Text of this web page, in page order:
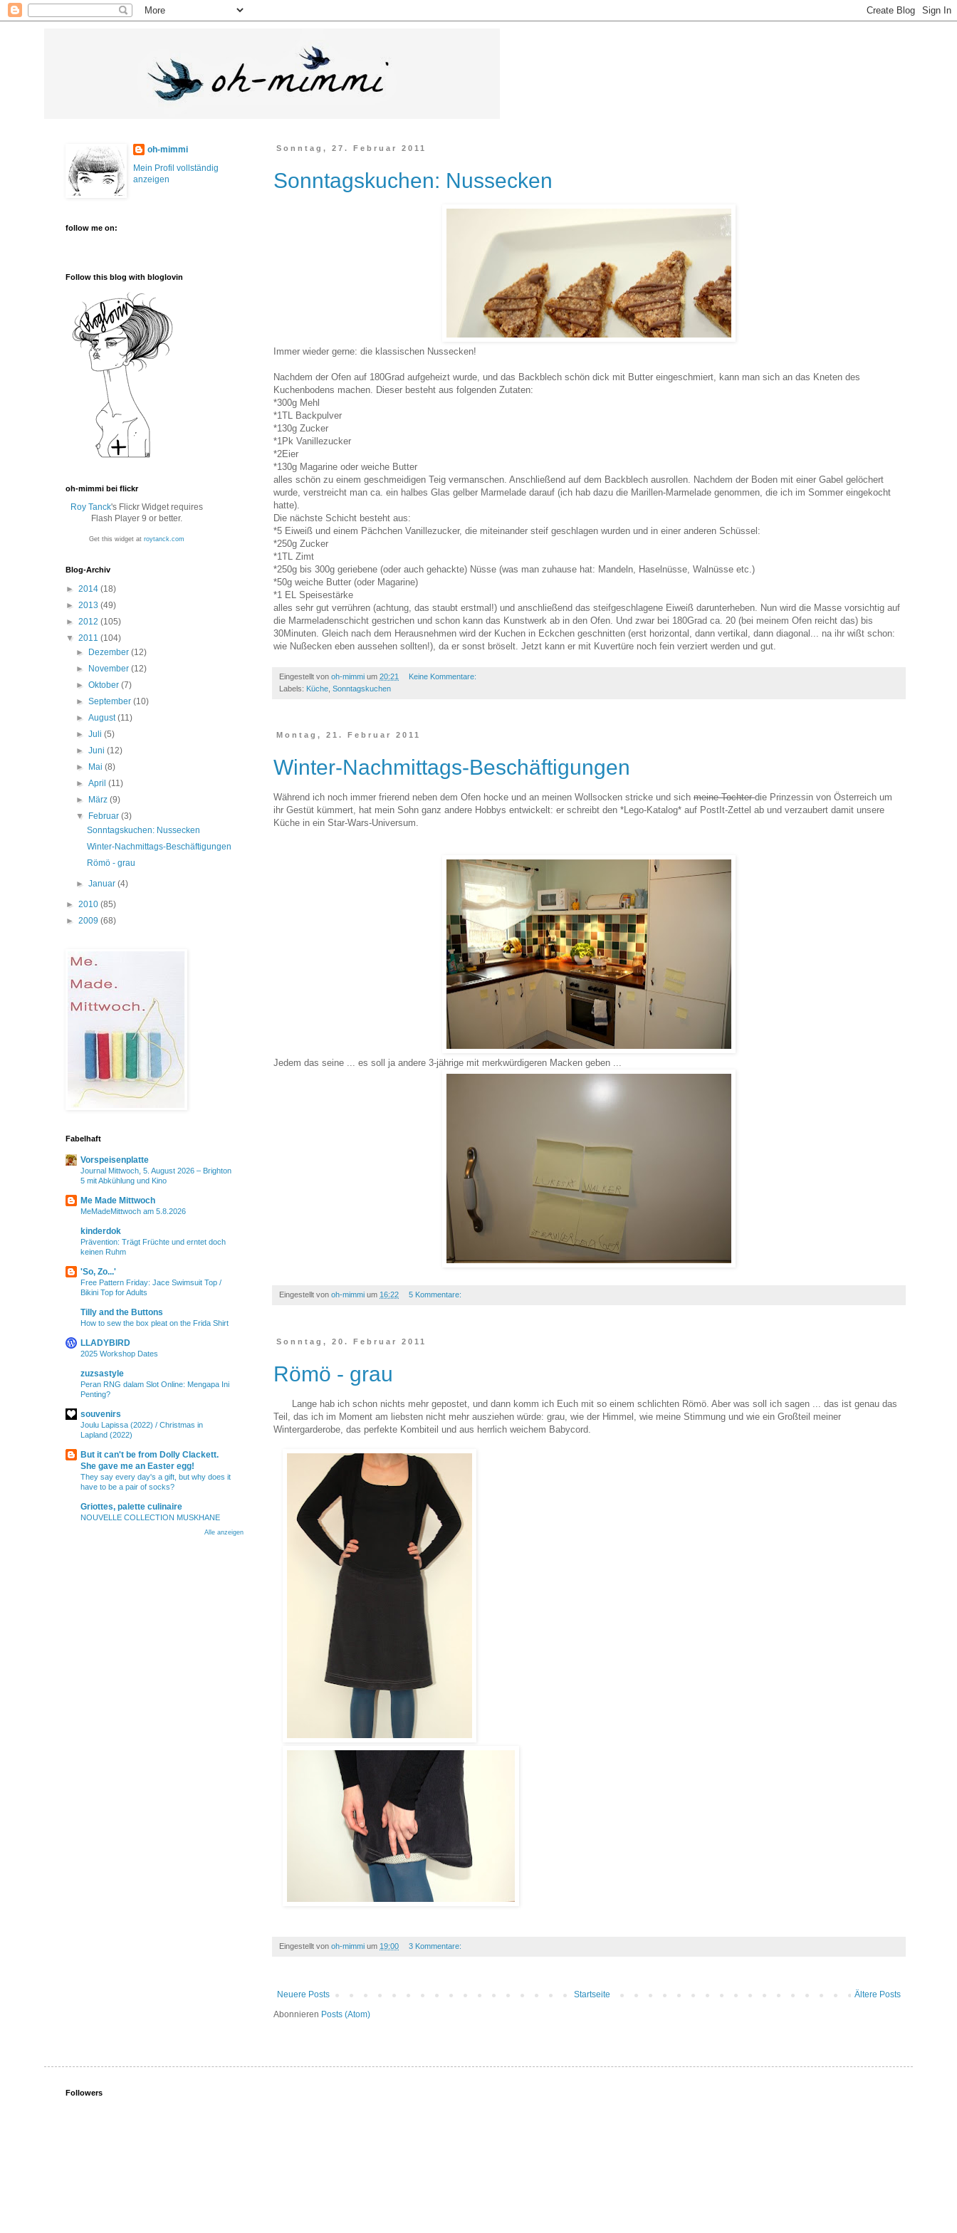
Sonntag, 27. Februar 2011
Sonntagskuchen: Nussecken
Immer wieder gerne: die klassischen Nussecken!
Nachdem der Ofen auf 180Grad aufgeheizt wurde, und das Backblech schön dick mit Butter eingeschmiert, kann man sich an das Kneten des
Kuchenbodens machen. Dieser besteht aus folgenden Zutaten:
*300g Mehl
*1TL Backpulver
*130g Zucker
*1Pk Vanillezucker
*2Eier
*130g Magarine oder weiche Butter
alles schön zu einem geschmeidigen Teig vermanschen. Anschließend auf dem Backblech ausrollen. Nachdem der Boden mit einer Gabel gelöchert
wurde, verstreicht man ca. ein halbes Glas gelber Marmelade darauf (ich hab dazu die Marillen-Marmelade genommen, die ich im Sommer eingekocht
hatte).
Die nächste Schicht besteht aus:
*5 Eiweiß und einem Pächchen Vanillezucker, die miteinander steif geschlagen wurden und in einer anderen Schüssel:
*250g Zucker
*1TL Zimt
*250g bis 300g geriebene (oder auch gehackte) Nüsse (was man zuhause hat: Mandeln, Haselnüsse, Walnüsse etc.)
*50g weiche Butter (oder Magarine)
*1 EL Speisestärke
alles sehr gut verrühren (achtung, das staubt erstmal!) und anschließend das steifgeschlagene Eiweiß darunterheben. Nun wird die Masse vorsichtig auf
die Marmeladenschicht gestrichen und schon kann das Kunstwerk ab in den Ofen. Und zwar bei 180Grad ca. 20 (bei meinem Ofen reicht das) bis
30Minuten. Gleich nach dem Herausnehmen wird der Kuchen in Eckchen geschnitten (erst horizontal, dann vertikal, dann diagonal... na ihr wißt schon:
wie Nußecken eben aussehen sollten!), da er sonst bröselt. Jetzt kann er mit Kuvertüre noch fein verziert werden und gut.
Eingestellt von oh-mimmi um 20:21
Keine Kommentare:
Labels: Küche Sonntagskuchen
Montag, 21. Februar 2011
Winter-Nachmittags-Beschäftigungen
Während ich noch immer frierend neben dem Ofen hocke und an meinen Wollsocken stricke und sich meine Tochterdie Prinzessin von Österreich um
ihr Gestüt kümmert, hat mein Sohn ganz andere Hobbys entwickelt: er schreibt den *Lego-Katalog* auf PostIt-Zettel ab und verzaubert damit unsere
Küche in ein Star-Wars-Universum.
Jedem das seine ... es soll ja andere 3-jährige mit merkwürdigeren Macken geben ...
Eingestellt von oh-mimmi um 16:22 5 Kommentare:
Sonntag, 20. Februar 2011
Römö - grau
Lange hab ich schon nichts mehr gepostet, und dann komm ich Euch mit so einem schlichten Römö. Aber was soll ich sagen ... das ist genau das
Teil, das ich im Moment am liebsten nicht mehr ausziehen würde: grau, wie der Himmel, wie meine Stimmung und wie ein Großteil meiner
Wintergarderobe, das perfekte Kombiteil und aus herrlich weichem Babycord.
Eingestellt von oh-mimmi um 19:00 3 Kommentare:
Neuere Posts Ältere Posts
Startseite
Abonnieren Posts (Atom)
oh-mimmi
Mein Profil vollständig
anzeigen
follow me on:
Follow this blog with bloglovin
oh-mimmi bei flickr
Roy Tanck's Flickr Widget requires
Flash Player 9 or better.
Get this widget at roytanck.com
Blog-Archiv
► 2014 (18)
► 2013 (49)
► 2012 (105)
▼ 2011 (104)
►
Dezember(12)
►
November(12)
►Oktober(7)
►September(10)
►August(11)
►Juli(5)
►Juni(12)
►
Mai(8)
►April(11)
►
März(9)
▼
Februar(3)
Sonntagskuchen: Nussecken
Winter-Nachmittags-Beschäftigungen
Römö - grau
►Januar(4)
► 2010 (85)
► 2009 (68)
Fabelhaft
Vorspeisenplatte
Journal Mittwoch, 5. August 2026 – Brighton
5 mit Abkühlung und Kino
Me Made Mittwoch
MeMadeMittwoch am 5.8.2026
kinderdok
Prävention: Trägt Früchte und erntet doch
keinen Ruhm
'So, Zo...'
Free Pattern Friday: Jace Swimsuit Top /
Bikini Top for Adults
Tilly and the Buttons
How to sew the box pleat on the Frida Shirt
LLADYBIRD
2025 Workshop Dates
zuzsastyle
Peran RNG dalam Slot Online: Mengapa Ini
Penting?
souvenirs
Joulu Lapissa (2022) / Christmas in
Lapland (2022)
But it can't be from Dolly Clackett.
She gave me an Easter egg!
They say every day's a gift, but why does it
have to be a pair of socks?
Griottes, palette culinaire
NOUVELLE COLLECTION MUSKHANE
Alle anzeigen
Followers